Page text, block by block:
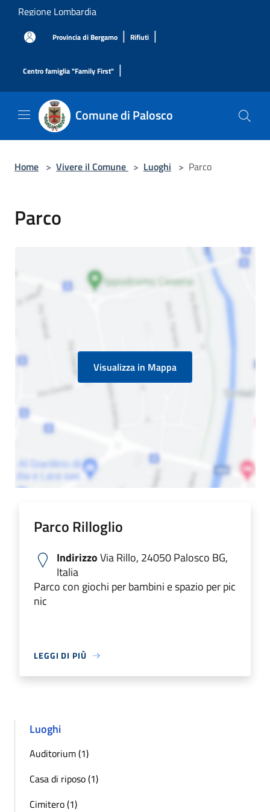
Salta al contenuto principale
Regione Lombardia
Provincia di Bergamo | Rifiuti |
Centro famiglia "Family First" |
Comune di Palosco
Home > Vivere il Comune > Luoghi > Parco
Parco
Visualizza in Mappa
Parco Rilloglio
IndirizzoVia Rillo, 24050 Palosco BG,
Italia
Parco con giochi per bambini e spazio per pic
nic
LEGGI DI PIÙ
Luoghi
Auditorium (1)
Casa di riposo (1)
Cimitero (1)